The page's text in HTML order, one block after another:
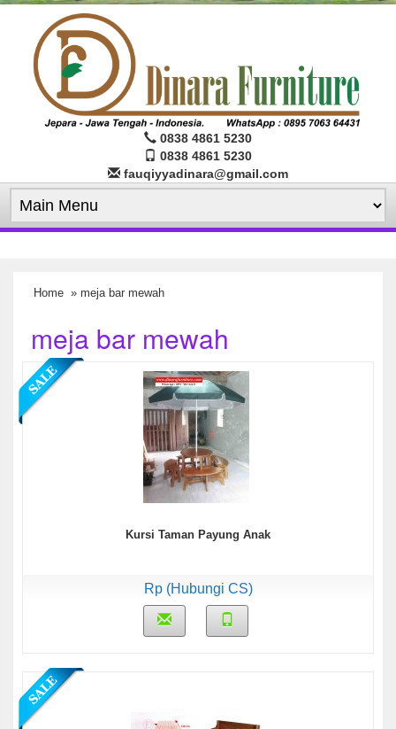
0838 4861 5230
0838 4861 5230
fauqiyyadinara@gmail.com
Home » meja bar mewah
meja bar mewah
Kursi Taman Payung Anak
Rp (Hubungi CS)